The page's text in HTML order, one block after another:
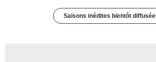
Saisons inédites bientôt